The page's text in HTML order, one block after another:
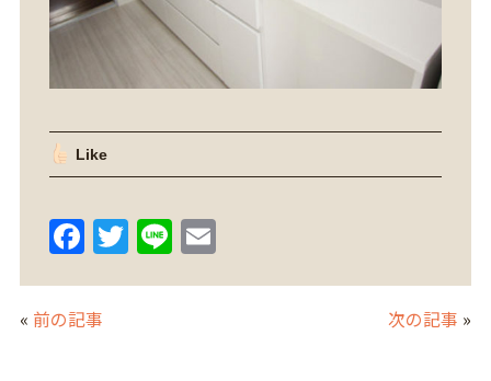
Like
F
a
c
e
T
w
Li
n
E
« 前の記事 次の記事 »